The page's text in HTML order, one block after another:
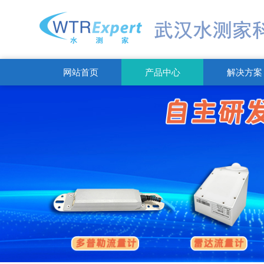
网站首页 产品中心 解决方案